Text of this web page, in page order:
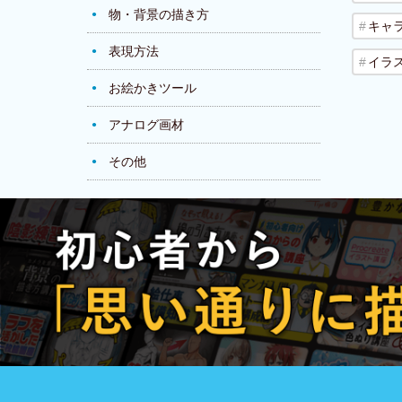
物・背景の描き方
表現方法
お絵かきツール
アナログ画材
その他
キャ
イラ